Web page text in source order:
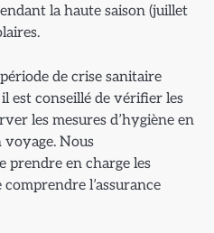
la haute saison (juillet
de crise sanitaire
est conseillé de vérifier les
les mesures d’hygiène en
Nous
prendre en charge les
l’assurance